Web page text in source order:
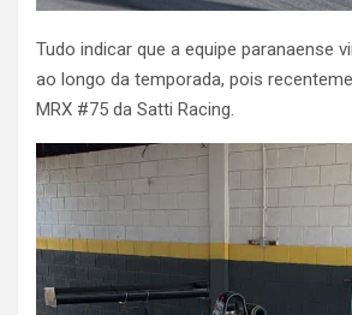
Tudo indicar que a equipe paranaense
ao longo da temporada, pois
MRX #75 da Satti Racing.